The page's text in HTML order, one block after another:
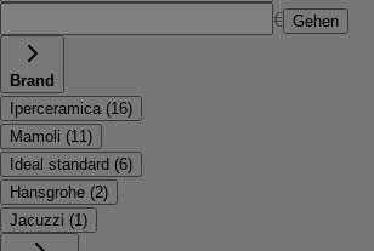
€ Gehen
Brand
Iperceramica (16)
Mamoli (11 )
Ideal standard (6)
Hansgrohe (2)
Jacuzzi (1 )